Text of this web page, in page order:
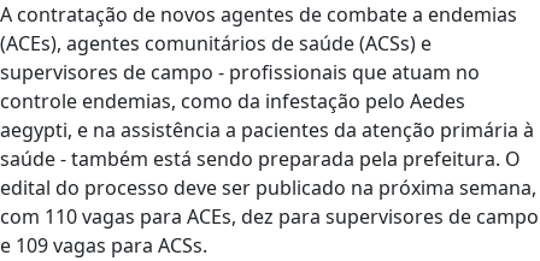
A contratação de novos agentes de combate a endemias
(ACEs), agentes comunitários de saúde (ACSs) e
supervisores de campo - profissionais que atuam no
controle endemias, como da infestação pelo Aedes
aegypti, e na assistência a pacientes da atenção primária à
saúde - também está sendo preparada pela prefeitura. O
edital do processo deve ser publicado na próxima semana,
com 110 vagas para ACEs, dez para supervisores de campo
e 109 vagas para ACSs.